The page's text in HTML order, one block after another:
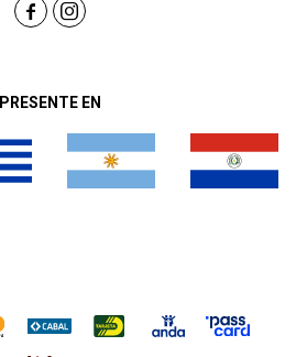
PRESENTE EN
 